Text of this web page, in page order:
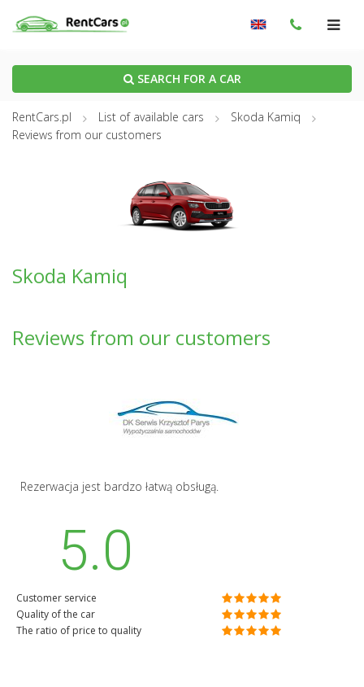
SEARCH FOR A CAR
RentCars.pl List of available cars
Skoda Kamiq
Reviews from our customers
Skoda Kamiq
Reviews from our customers
Rezerwacja jest bardzo łatwą obsługą.
5.0
Customer service
Quality of the car
The ratio of price to quality